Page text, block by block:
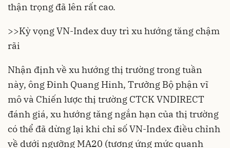
thận trọng đã lên rất cao.
>>Kỳ vọng VN-Index duy trì xu hướng tăng chậm
rãi
Nhận định về xu hướng thị trường trong tuần
này, ông Đinh Quang Hinh, Trưởng Bộ phận vĩ
mô và Chiến lược thị trường CTCK VNDIRECT
đánh giá, xu hướng tăng ngắn hạn của thị trường
có thể đã dừng lại khi chỉ số VN-Index điều chỉnh
về dưới ngưỡng MA20 (tương ứng mức quanh